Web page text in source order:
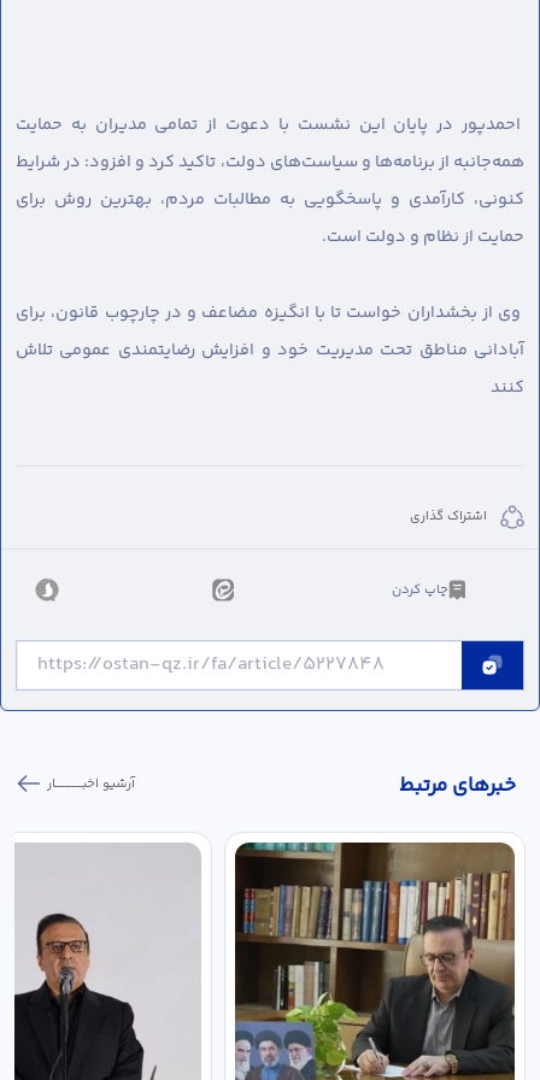
احمدپور در پایان این نشست با دعوت از تمامی مدیران به حمایت
همه‌جانبه از برنامه‌ها و سیاست‌های دولت، تاکید کرد و افزود: در شرایط
کنونی، کارآمدی و پاسخگویی به مطالبات مردم، بهترین روش برای
حمایت از نظام و دولت است.
وی از بخشداران خواست تا با انگیزه مضاعف و در چارچوب قانون، برای
آبادانی مناطق تحت مدیریت خود و افزایش رضایتمندی عمومی تلاش
کنند
اشتراک گذاری
چاپ کردن
خبر‌های مرتبط آرشیو اخبـــــــــــار